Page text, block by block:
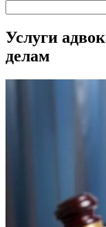
Услуги
делам